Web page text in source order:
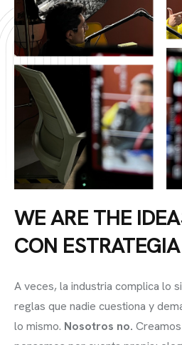
WE ARE THE
CON ESTRATEGIA
A veces, la industria complica lo
reglas que nadie cuestiona y
lo mismo. Nosotros no.